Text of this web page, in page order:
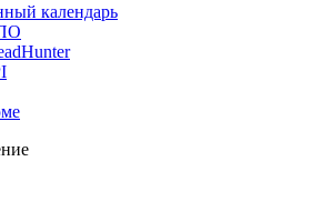
календарь